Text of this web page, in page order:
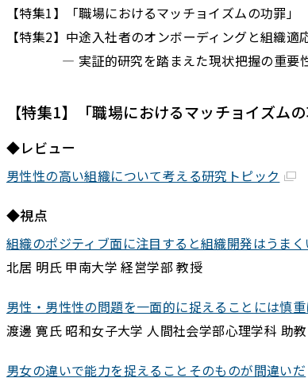
【特集1】「職場におけるマッチョイズムの功罪」
【特集2】中途入社者のオンボーディングと組織適
― 実証的研究を踏まえた現状把握の重要
【特集1】「職場におけるマッチョイズムの
◆レビュー
男性性の高い組織について考える研究トピック
◆視点
組織のポジティブ面に注目すると組織開発はうまく
北居 明氏 甲南大学 経営学部 教授
男性・男性性の問題を一面的に捉えることには慎
渡邊 寛氏 昭和女子大学 人間社会学部心理学科 助教
男女の違いで能力を捉えることそのものが間違いだ